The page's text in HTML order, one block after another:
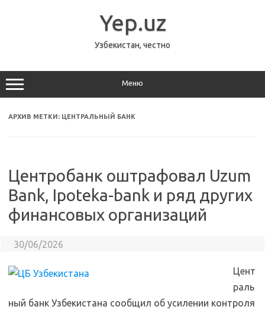
Yep.uz
Узбекистан, честно
Меню
АРХИВ МЕТКИ: ЦЕНТРАЛЬНЫЙ БАНК
Центробанк оштрафовал Uzum
Bank, Ipoteka-bank и ряд других
финансовых организаций
30/06/2026
Цент
раль
ный банк Узбекистана сообщил об усилении контроля